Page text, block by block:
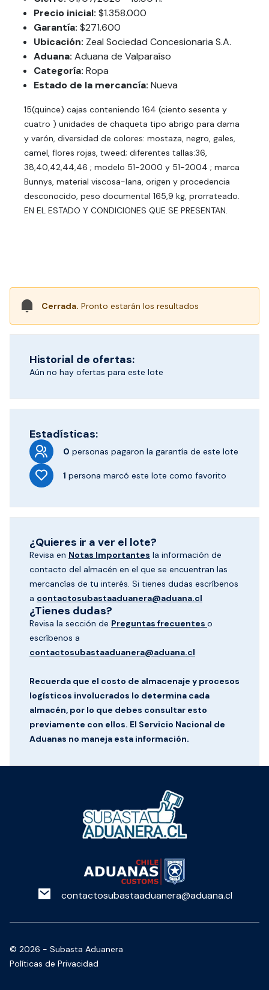
Precio inicial: $1.358.000
Garantía: $271.600
Ubicación: Zeal Sociedad Concesionaria S.A.
Aduana: Aduana de Valparaíso
Categoría: Ropa
Estado de la mercancía: Nueva
15(quince) cajas conteniendo 164 (ciento sesenta y
cuatro ) unidades de chaqueta tipo abrigo para dama
y varón, diversidad de colores: mostaza, negro, gales,
camel, flores rojas, tweed; diferentes tallas:36,
38,40,42,44,46 ; modelo 51-2000 y 51-2004 ; marca
Bunnys, material viscosa-lana, origen y procedencia
desconocido, peso documental 165,9 kg, prorrateado.
EN EL ESTADO Y CONDICIONES QUE SE PRESENTAN.
Cerrada. Pronto estarán los resultados
Historial de ofertas:
Aún no hay ofertas para este lote
Estadísticas:
0 personas pagaron la garantía de este lote
1 persona marcó este lote como favorito
¿Quieres ir a ver el lote?
Revisa en Notas Importantes la información de
contacto del almacén en el que se encuentran las
mercancías de tu interés. Si tienes dudas escríbenos
a contactosubastaaduanera@aduana.cl
¿Tienes dudas?
Revisa la sección de Preguntas frecuentes o
escríbenos a
contactosubastaaduanera@aduana.cl
Recuerda que el costo de almacenaje y procesos
logísticos involucrados lo determina cada
almacén, por lo que debes consultar esto
previamente con ellos. El Servicio Nacional de
Aduanas no maneja esta información.
contactosubastaaduanera@aduana.cl
© 2026 - Subasta Aduanera
Políticas de Privacidad